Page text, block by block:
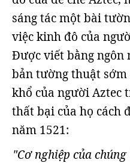
sáng tác một bài
việc kinh đô của
Được viết bằng ngôn
bản tường thuật
khổ của người Aztec
thất bại của họ cách
năm 1521:
"Cơ nghiệp của